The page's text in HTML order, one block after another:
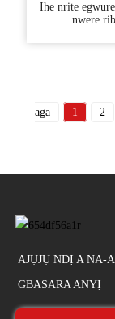
Ihe nrite
nwere
aga
1 2
AJỤJỤ NDỊ A NA-
GBASARA ANYỊ